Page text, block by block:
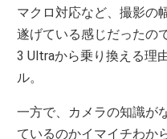
マクロ対応など、撮影の
遂げている感じだったの
3 Ultraから乗り換える理
ル。
一方で、カメラの知識が
ているのかイマイチわか